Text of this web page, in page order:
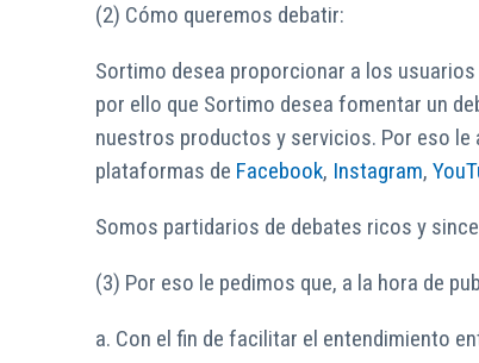
(2) Cómo queremos debatir:
Sortimo desea proporcionar a los
por ello que Sortimo desea fomentar un
nuestros productos y servicios. Por eso
plataformas de Facebook, Instagram,
Somos partidarios de debates ricos y
(3) Por eso le pedimos que, a la hora de
a. Con el fin de facilitar el entendimiento